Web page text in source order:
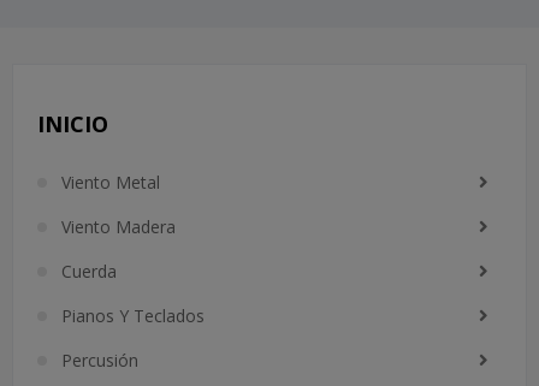
INICIO
Viento Metal
Viento Madera
Cuerda
Pianos Y Teclados
Percusión